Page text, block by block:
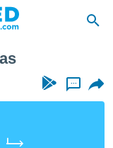
...